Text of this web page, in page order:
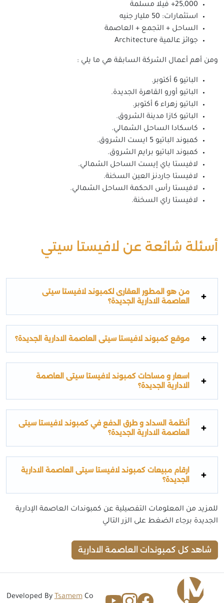
25,000+ فيلا مسلمة
استثمارات: 50 مليار جنيه
الساحل + التجمع + العاصمة
جوائز عالمية Architecture
ومن أهم أعمال الشركة السابقة هي ما يلي :
الباتيو 6 أكتوبر.
الباتيو أورو القاهرة الجديدة.
الباتيو زهراء 6 أكتوبر.
الباتيو كازا مدينة الشروق.
كاسكادا الساحل الشمالي.
كمبوند الباتيو 5 ايست الشروق.
كمبوند الباتيو برايم الشروق.
لافيستا باي إيست الساحل الشمالي.
لافيستا جاردنز العين السخنة.
لافيستا رأس الحكمة الساحل الشمالي.
لافيستا راي السخنة.
أسئلة شائعة عن لافيستا سيتي
من هو المطور العقارى لكمبوند لافيستا سيتى
العاصمة الادارية الجديدة؟
موقع كمبوند لافيستا سيتى العاصمة الادارية الجديدة؟
اسعار و مساحات كمبوند لافيستا سيتى العاصمة
الادارية الجديدة؟
أنظمة السداد و طرق الدفع في كمبوند لافيستا سيتى
العاصمة الادارية الجديدة؟
ارقام مبيعات كمبوند لافيستا سيتى العاصمة الادارية
الجديدة؟
للمزيد من المعلومات التفصيلية عن كمبوندات العاصمة الإدارية
الجديدة برجاء الضغط على الزر التالي
شاهد كل كمبوندات العاصمة الادارية
Developed ByTsamemCo